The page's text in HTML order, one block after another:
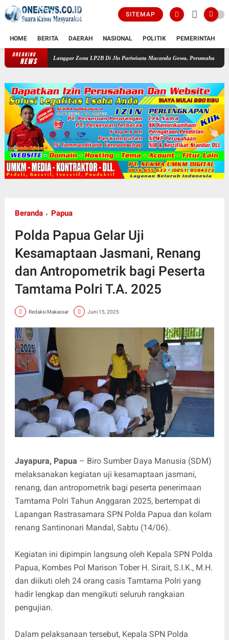
SITEMAP
HOME BERITA DAERAH NASIONAL POLITIK PEMERINTAH
BREAKING
NEWS
Langgar Zona LP2B Di Jln Pariwisata Macanda Gowa, Perumahan Gardenia Land
Beranda Papua
Polda Papua Gelar Uji
Kesamaptaan Jasmani, Renang
dan Antropometrik bagi Peserta
Tamtama Polri T.A. 2025
Redaksi Makassar Juni 15, 2025
Jayapura, Papua – Biro Sumber Daya Manusia (SDM)
melaksanakan kegiatan uji kesamaptaan jasmani,
renang, dan antropometrik bagi peserta penerimaan
Tamtama Polri Tahun Anggaran 2025, bertempat di
Lapangan Rastrasamara SPN Polda Papua dan kolam
renang Santinonari Mandal, Sabtu (14/06).
Kegiatan ini dipimpin langsung oleh Kepala SPN Polda
Papua, Kombes Pol Marison Tober H. Sirait, S.I.K., M.H.
dan diikuti oleh 24 orang casis Tamtama Polri yang
hadir lengkap dan mengikuti seluruh rangkaian
pengujian.
Dalam pelaksanaan tersebut, Kepala SPN Polda